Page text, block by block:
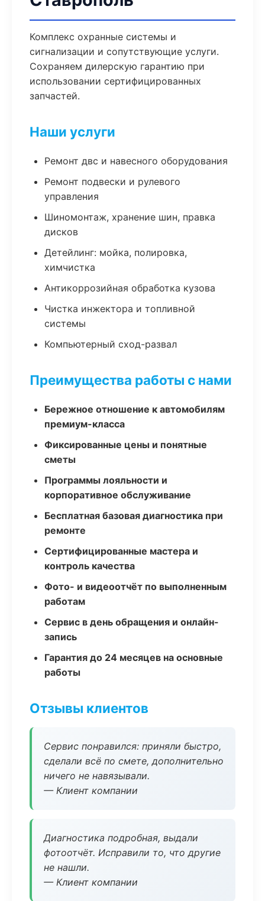
Комплекс охранные системы и
сигнализации и сопутствующие услуги.
Сохраняем дилерскую гарантию при
использовании сертифицированных
запчастей.
Наши услуги
Ремонт двс и навесного оборудования
Ремонт подвески и рулевого
управления
Шиномонтаж, хранение шин, правка
дисков
Детейлинг: мойка, полировка,
химчистка
Антикоррозийная обработка кузова
Чистка инжектора и топливной
системы
Компьютерный сход-развал
Преимущества работы с нами
Бережное отношение к автомобилям
премиум-класса
Фиксированные цены и понятные
сметы
Программы лояльности и
корпоративное обслуживание
Бесплатная базовая диагностика при
ремонте
Сертифицированные мастера и
контроль качества
Фото- и видеоотчёт по выполненным
работам
Сервис в день обращения и онлайн-
запись
Гарантия до 24 месяцев на основные
работы
Отзывы клиентов
Сервис понравился: приняли быстро,
сделали всё по смете, дополнительно
ничего не навязывали.
— Клиент компании
Диагностика подробная, выдали
фотоотчёт. Исправили то, что другие
не нашли.
— Клиент компании